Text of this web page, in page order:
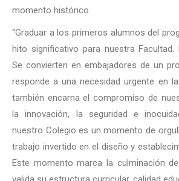
momento histórico.
“Graduar a los primeros alumnos del
hito significativo para nuestra Facultad.
Se convierten en embajadores de un
responde a una necesidad urgente en
también encarna el compromiso de
la innovación, la seguridad e
nuestro Colegio es un momento de
trabajo invertido en el diseño y
Este momento marca la culminación